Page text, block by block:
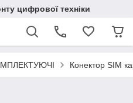
цифрової техніки
Конектор SIM